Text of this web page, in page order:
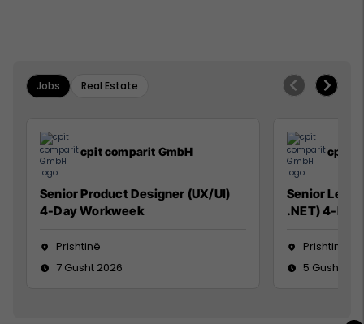
Jobs Real Estate
cpit comparit GmbH
Senior Product Designer (UX/UI)
4-Day Workweek
Prishtinë
7 Gusht 2026
cpit
Senior Lead
.NET) 4-
Prishtinë
5 Gusht